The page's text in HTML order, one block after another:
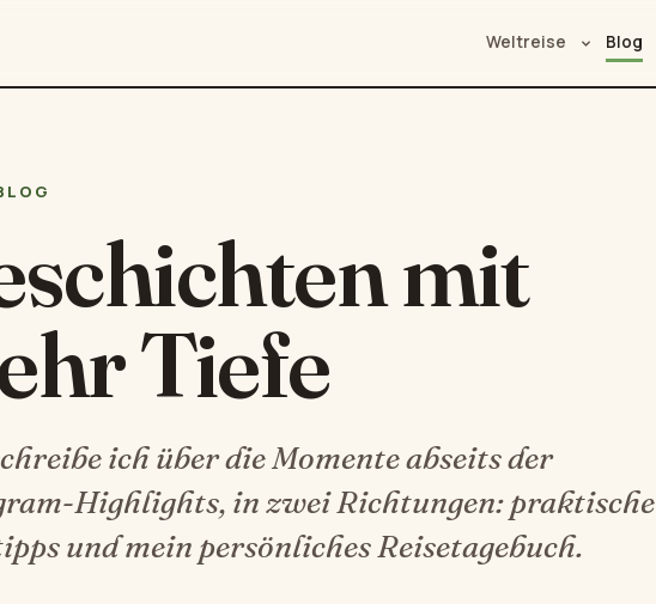
Weltreise Blog
mit
Tiefe
ich über die Momente abseits der
Highlights, in zwei Richtungen: praktische
und mein persönliches Reisetagebuch.